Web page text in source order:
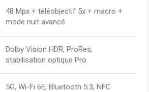
48 Mpx + téléobjectif 5x + macro +
mode nuit avancé
Dolby Vision HDR, ProRes,
stabilisation optique Pro
5G, Wi-Fi 6E, Bluetooth 5.3, NFC